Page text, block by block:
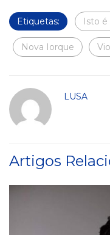
Etiquetas: Isto é
Nova Iorque
LUSA
Artigos